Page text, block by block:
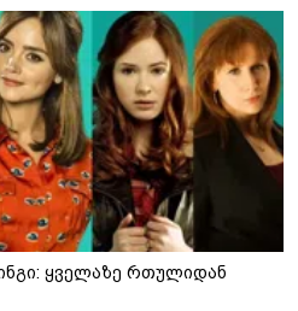
ყველაზე რთულიდან